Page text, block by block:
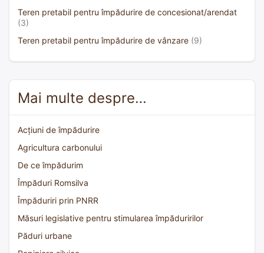
Teren pretabil pentru împădurire de concesionat/arendat
(3)
Teren pretabil pentru împădurire de vânzare (9)
Mai multe despre…
Acțiuni de împădurire
Agricultura carbonului
De ce împădurim
Împăduri Romsilva
Împăduriri prin PNRR
Măsuri legislative pentru stimularea împăduririlor
Păduri urbane